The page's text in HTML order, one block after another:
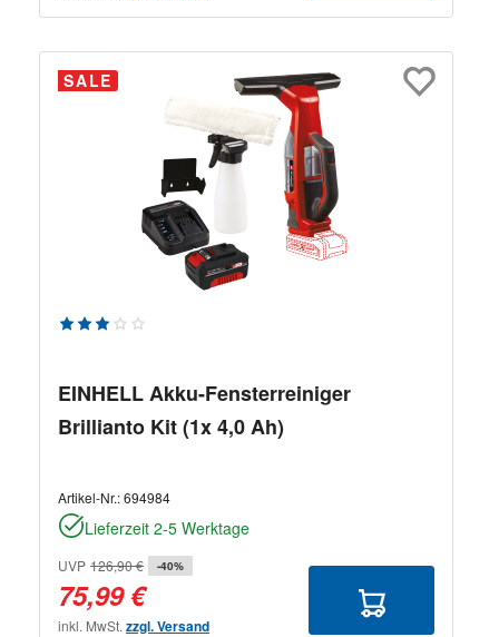
SALE
Durchschnittliche Bewertung von 3 von 5 Sternen
EINHELL Akku-Fensterreiniger
Brillianto Kit (1x 4,0 Ah)
Artikel-Nr.:694984
Lieferzeit 2-5 Werktage
UVP 126,90 € -40%
75,99 €
inkl. MwSt. zzgl. Versand